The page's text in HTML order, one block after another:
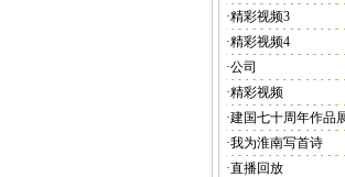
·精彩视频3
·精彩视频4
·公司
·精彩视频
·建国七十周年作品
·我为淮南写首诗
·直播回放